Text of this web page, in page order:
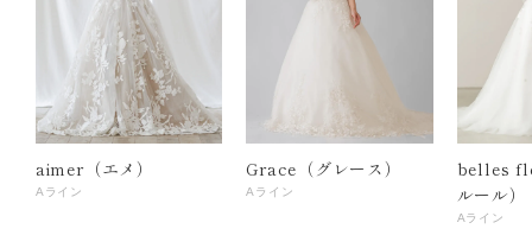
aimer（エメ）
Aライン
Grace（グレース）
Aライン
belles
ルール）
Aライン